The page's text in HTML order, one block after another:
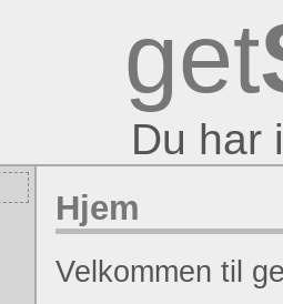
get
Du har
Hjem
Velkommen til